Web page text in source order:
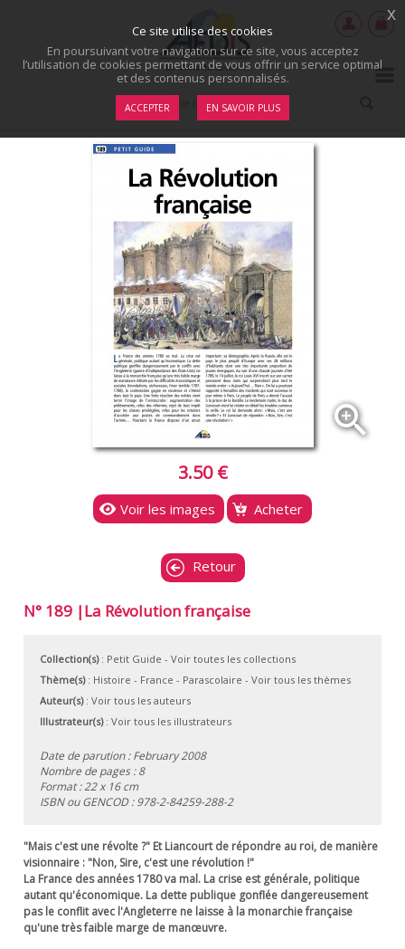
zoom_in
3.50 €
Voir les images Acheter
Retour
N° 189 |La Révolution française
Collection(s): Petit Guide - Voir toutes les collections
Thème(s): Histoire - France - Parascolaire - Voir tous les thèmes
Auteur(s): Voir tous les auteurs
Illustrateur(s): Voir tous les illustrateurs
Date de parution : February 2008
Nombre de pages : 8
Format : 22 x 16 cm
ISBN ou GENCOD :978-2-84259-288-2
"Mais c'est une révolte ?" Et Liancourt de répondre au roi, de manière
visionnaire : "Non, Sire, c'est une révolution !"
La France des années 1780 va mal. La crise est générale, politique
autant qu'économique. La dette publique gonflée dangereusement
pas le conflit avec l'Angleterre ne laisse à la monarchie française
qu'une très faible marge de manœuvre.
Ce site utilise des cookies
En poursuivant votre navigation sur ce site, vous acceptez
l’utilisation de cookies permettant de vous offrir un service optimal
et des contenus personnalisés.
ACCEPTER EN SAVOIR PLUS
x